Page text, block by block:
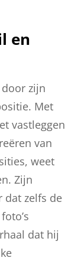
en
zijn
Met
vastleggen
van
weet
Zijn
dat zelfs de
dat hij